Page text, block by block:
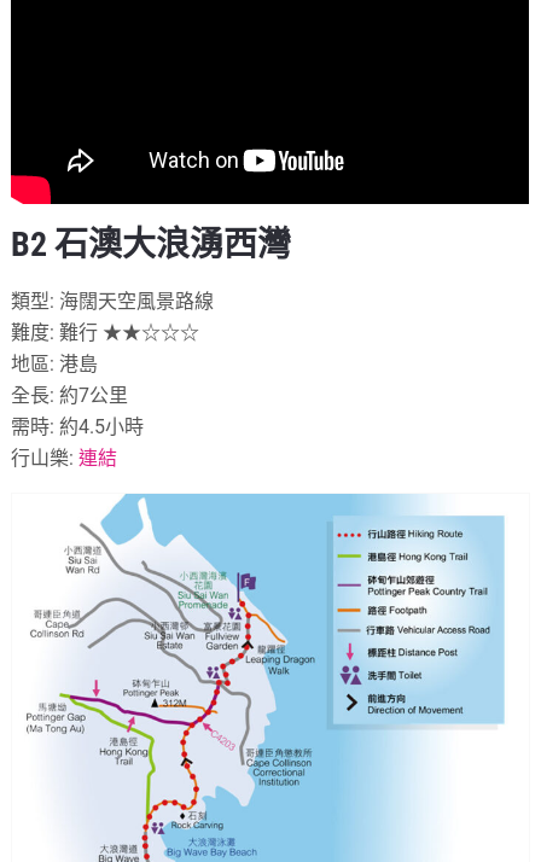
B2 石澳大浪湧西灣
類型: 海闊天空風景路線
難度: 難行 ★★☆☆☆
地區: 港島
全長: 約7公里
需時: 約4.5小時
行山樂:連結